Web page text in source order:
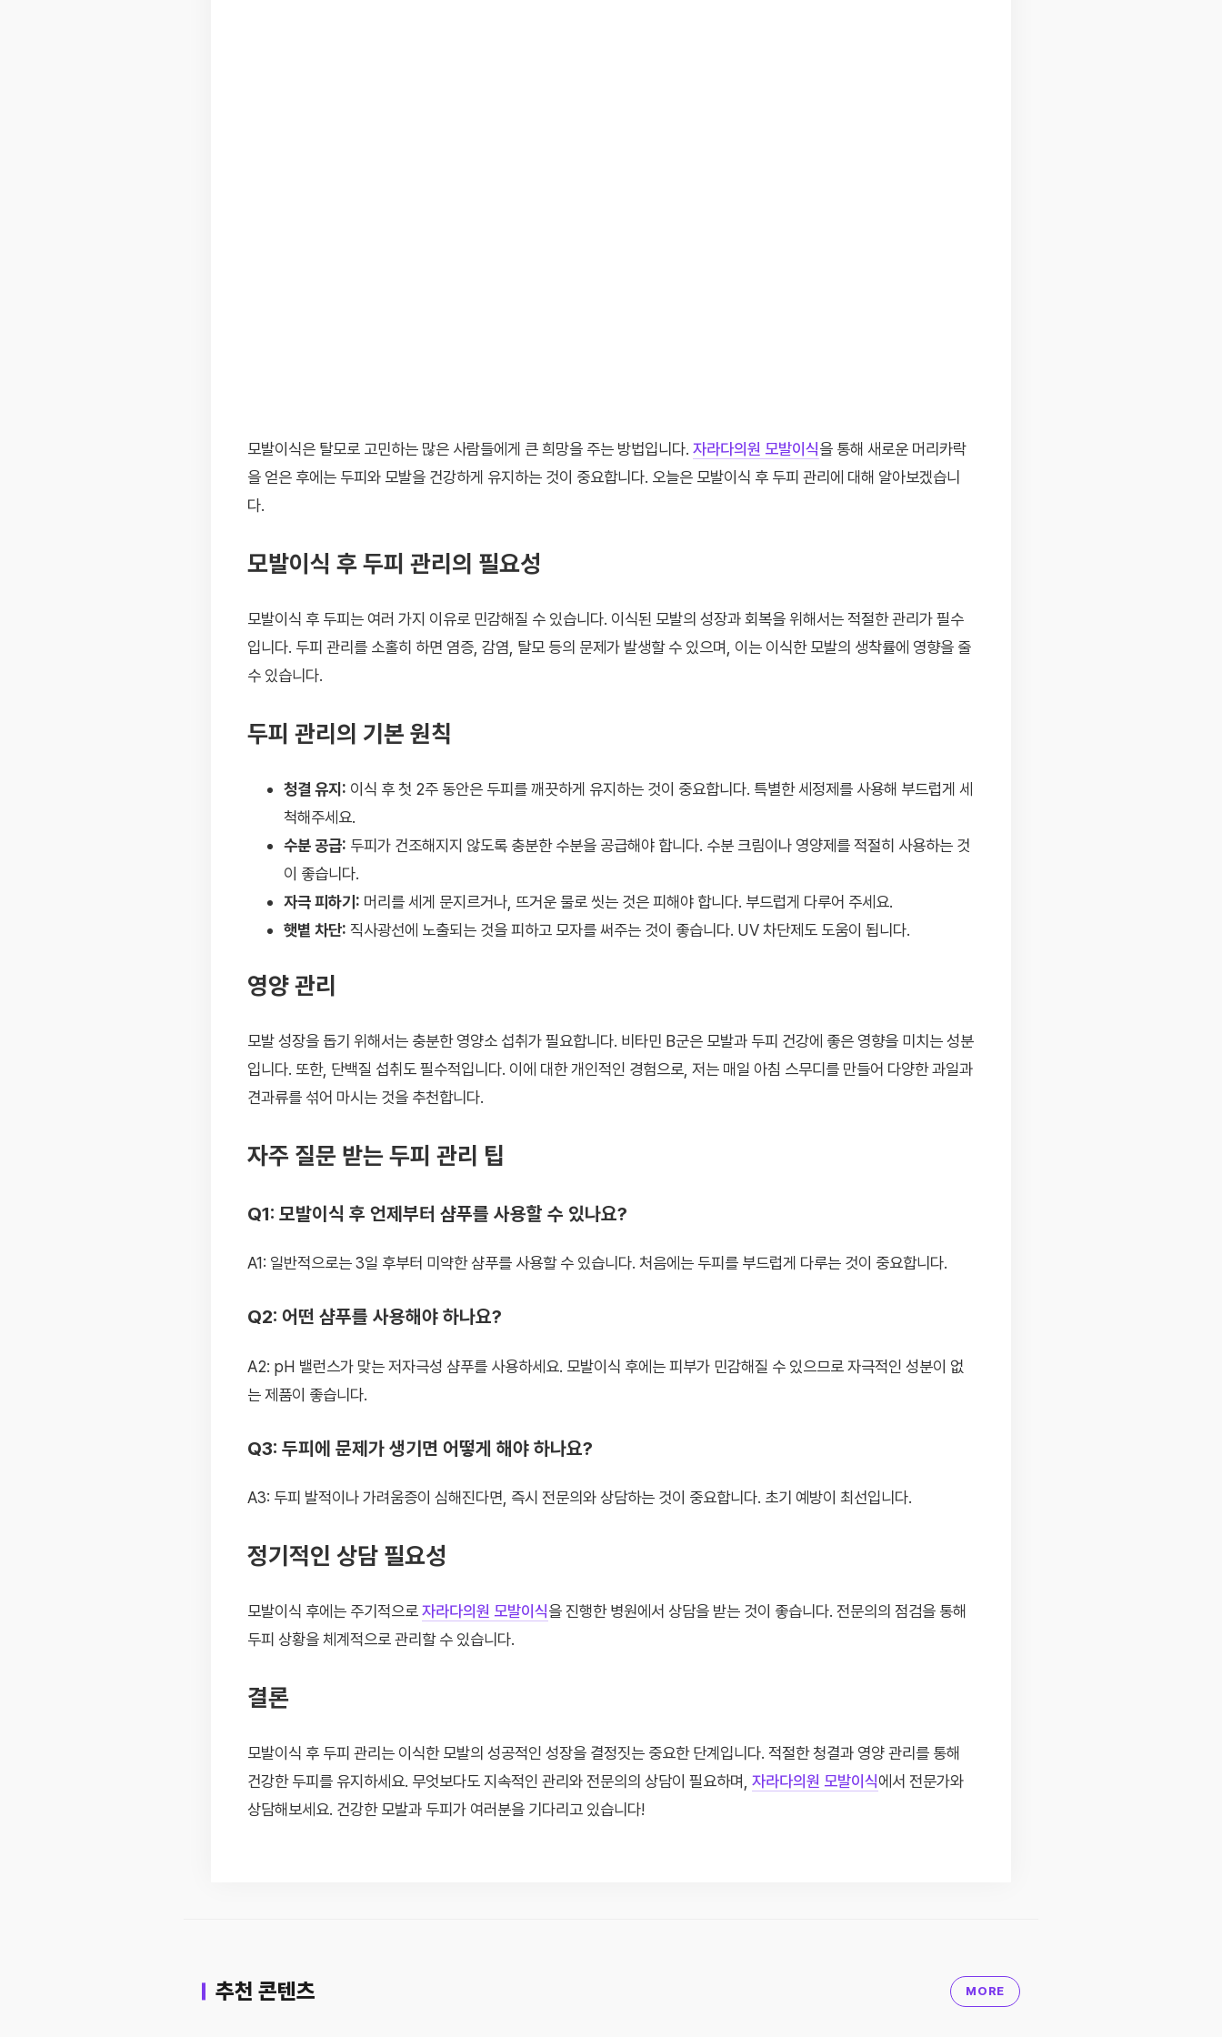
모발이식은 탈모로 고민하는 많은 사람들에게 큰 희망을 주는 방법입니다. 자라다의원 모발이식을 통해 새로운 머리카락
을 얻은 후에는 두피와 모발을 건강하게 유지하는 것이 중요합니다. 오늘은 모발이식 후 두피 관리에 대해 알아보겠습니
다.
모발이식 후 두피 관리의 필요성
모발이식 후 두피는 여러 가지 이유로 민감해질 수 있습니다. 이식된 모발의 성장과 회복을 위해서는 적절한 관리가 필수
입니다. 두피 관리를 소홀히 하면 염증, 감염, 탈모 등의 문제가 발생할 수 있으며, 이는 이식한 모발의 생착률에 영향을 줄
수 있습니다.
두피 관리의 기본 원칙
청결 유지: 이식 후 첫 2주 동안은 두피를 깨끗하게 유지하는 것이 중요합니다. 특별한 세정제를 사용해 부드럽게 세
척해주세요.
수분 공급: 두피가 건조해지지 않도록 충분한 수분을 공급해야 합니다. 수분 크림이나 영양제를 적절히 사용하는 것
이 좋습니다.
자극 피하기: 머리를 세게 문지르거나, 뜨거운 물로 씻는 것은 피해야 합니다. 부드럽게 다루어 주세요.
햇볕 차단: 직사광선에 노출되는 것을 피하고 모자를 써주는 것이 좋습니다. UV 차단제도 도움이 됩니다.
영양 관리
모발 성장을 돕기 위해서는 충분한 영양소 섭취가 필요합니다. 비타민 B군은 모발과 두피 건강에 좋은 영향을 미치는 성분
입니다. 또한, 단백질 섭취도 필수적입니다. 이에 대한 개인적인 경험으로, 저는 매일 아침 스무디를 만들어 다양한 과일과
견과류를 섞어 마시는 것을 추천합니다.
자주 질문 받는 두피 관리 팁
Q1: 모발이식 후 언제부터 샴푸를 사용할 수 있나요?
A1: 일반적으로는 3일 후부터 미약한 샴푸를 사용할 수 있습니다. 처음에는 두피를 부드럽게 다루는 것이 중요합니다.
Q2: 어떤 샴푸를 사용해야 하나요?
A2: pH 밸런스가 맞는 저자극성 샴푸를 사용하세요. 모발이식 후에는 피부가 민감해질 수 있으므로 자극적인 성분이 없
는 제품이 좋습니다.
Q3: 두피에 문제가 생기면 어떻게 해야 하나요?
A3: 두피 발적이나 가려움증이 심해진다면, 즉시 전문의와 상담하는 것이 중요합니다. 초기 예방이 최선입니다.
정기적인 상담 필요성
모발이식 후에는 주기적으로자라다의원 모발이식을 진행한 병원에서 상담을 받는 것이 좋습니다. 전문의의 점검을 통해
두피 상황을 체계적으로 관리할 수 있습니다.
결론
모발이식 후 두피 관리는 이식한 모발의 성공적인 성장을 결정짓는 중요한 단계입니다. 적절한 청결과 영양 관리를 통해
건강한 두피를 유지하세요. 무엇보다도 지속적인 관리와 전문의의 상담이 필요하며, 자라다의원 모발이식에서 전문가와
상담해보세요. 건강한 모발과 두피가 여러분을 기다리고 있습니다!
추천 콘텐츠 MORE